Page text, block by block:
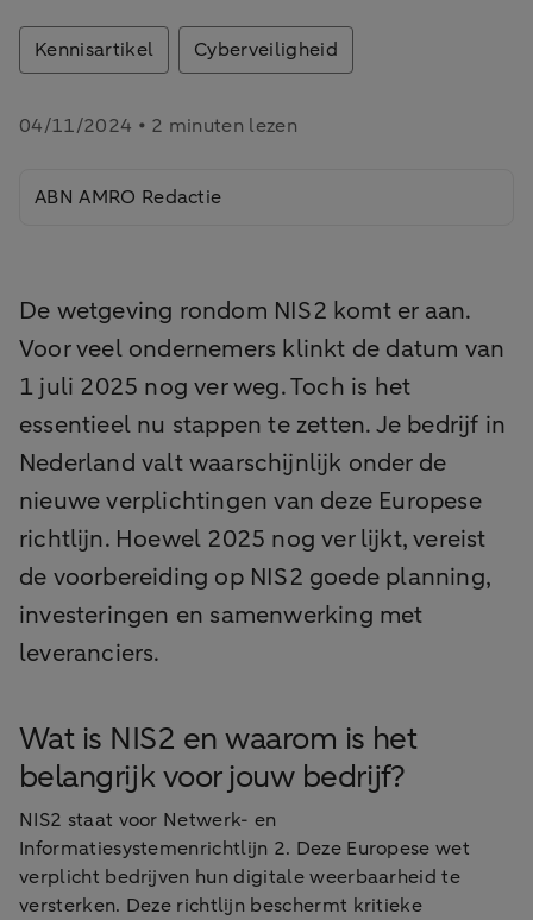
Kennisartikel Cyberveiligheid
04/11/2024 • 2 minuten lezen
ABN AMRO Redactie
De wetgeving rondom NIS2 komt er aan.
Voor veel ondernemers klinkt de datum van
1 juli 2025 nog ver weg. Toch is het
essentieel nu stappen te zetten. Je bedrijf in
Nederland valt waarschijnlijk onder de
nieuwe verplichtingen van deze Europese
richtlijn. Hoewel 2025 nog ver lijkt, vereist
de voorbereiding op NIS2 goede planning,
investeringen en samenwerking met
leveranciers.
Wat is NIS2 en waarom is het
belangrijk voor jouw bedrijf?
NIS2 staat voor Netwerk- en
Informatiesystemenrichtlijn 2. Deze Europese wet
verplicht bedrijven hun digitale weerbaarheid te
versterken. Deze richtlijn beschermt kritieke